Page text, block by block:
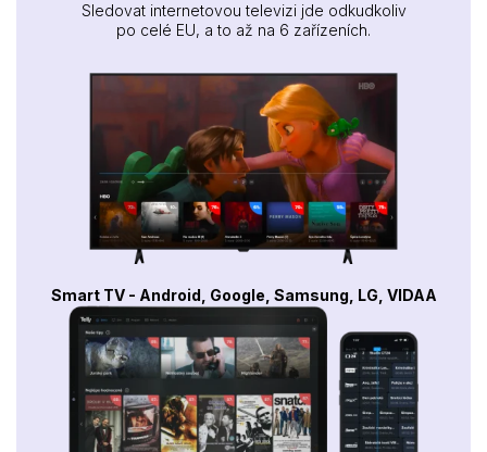
Sledovat internetovou televizi jde odkudkoliv
po celé EU, a to až na 6 zařízeních.
Smart TV - Android, Google, Samsung, LG, VIDAA